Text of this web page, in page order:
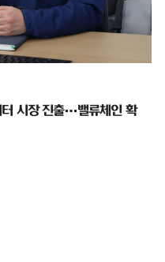
터 시장 진출…밸류체인 확